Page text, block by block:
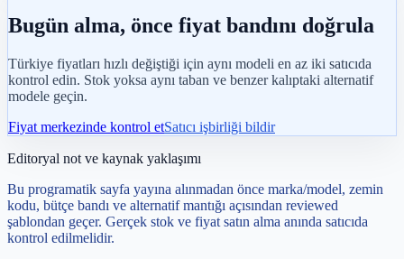
Bugün alma, önce fiyat bandını doğrula
Türkiye fiyatları hızlı değiştiği için aynı modeli en az iki satıcıda
kontrol edin. Stok yoksa aynı taban ve benzer kalıptaki alternatif
modele geçin.
Fiyat merkezinde kontrol etSatıcı işbirliği bildir
Editoryal not ve kaynak yaklaşımı
Bu programatik sayfa yayına alınmadan önce marka/model, zemin
kodu, bütçe bandı ve alternatif mantığı açısından reviewed
şablondan geçer. Gerçek stok ve fiyat satın alma anında satıcıda
kontrol edilmelidir.